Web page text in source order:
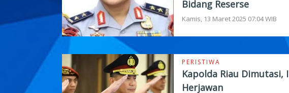
Bidang Reserse
Kamis, 13 Maret 2025 07:04 WIB
PERISTIWA
Kapolda Riau
Herjawan